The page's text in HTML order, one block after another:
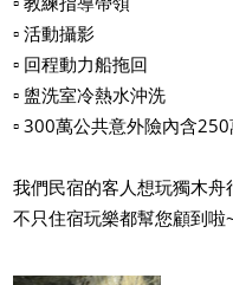
▫ 活動攝影
▫ 回程動力船拖回
▫ 盥洗室冷熱水沖洗
▫ 300萬公共意外險內含
我們民宿的客人想玩獨木
不只住宿玩樂都幫您顧到啦